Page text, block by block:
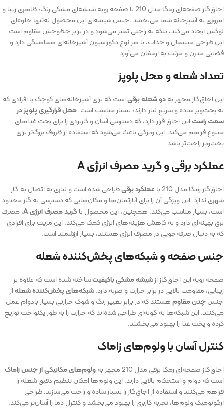
اجاق‌گاز صفحه‌ای رمگا مدل 210 با صفحه رویه شیشه‌ای مشکی رنگ، ظاهری زیبا و
امروزی به آشپزخانه شما می‌بخشد. جنس شیشه‌ای این محصول نه‌تنها جلوه‌ای
لوکس ایجاد می‌کند، بلکه به راحتی تمیز می‌شود و در برابر خط‌وخش مقاوم است.
این طراحی مینیمال و جذاب، با هر نوع دکوراسیون آشپزخانه‌ای هماهنگی دارد و
فضایی مدرن و مرتب به ارمغان می‌آورد.
تعداد شعله و محل پلوپز
این اجاق‌گاز مجهز بهدو شعله برقیاست که برای آشپزخانه‌های کوچک یا افرادی که
به پخت‌وپز ساده و سریع نیاز دارند، بسیار مناسب است.محل قرارگیری پلوپز در
سمت راستاین اجاق قرار دارد، که دسترسی آسان و کاربردی را برای پخت غذاهای
متنوع فراهم می‌کند. این ویژگی باعث می‌شود که استفاده از ظروف بزرگ‌تر برای
پخت‌وپز راحت‌تر باشد.
عملکرد برقی و گرید مصرف انرژی A
اجاق‌گاز رمگا مدل 210 با عملکرد برقیطراحی شده است و نیازی به اتصال به گاز
شهری ندارد. این ویژگی آن را برای آپارتمان‌ها و مکان‌هایی که دسترسی به گاز محدود
است، بسیار مناسب می‌کند. همچنین، این محصول باگرید مصرف انرژی A ، مصرف
برق بهینه‌ای دارد و به کاهش هزینه‌های انرژی کمک می‌کند. این مزیت برای افرادی
که به دنبال صرفه‌جویی در مصرف انرژی هستند، بسیار ارزشمند است.
جنس صفحه و شبکه‌های پخش‌کننده شعله
صفحه رویه این اجاق‌گاز از شیشه مشکی باکیفیتساخته شده است که علاوه بر
زیبایی، مقاومت بالایی در برابر حرارت و ضربه دارد.شبکه‌های پخش‌کننده شعلهاز
جنسچدن مقاومهستند که در برابر تغییر رنگ و شوک حرارتی بسیار بادوام عمل
می‌کنند. این شبکه‌ها به گونه‌ای طراحی شده‌اند که حرارت را به طور یکنواخت توزیع
کرده و پخت غذا را بهبود می‌بخشند.
کنترل آسان با ولوم‌های زاماک
اجاق‌گاز صفحه‌ای رمگا برقی مدل 210 مجهز به
ولوم‌های مکانیکی از جنس زاماک
است که دوام و استحکام بالایی دارند. این ولوم‌ها امکان تنظیم دقیق شعله را
فراهم می‌کنند و استفاده از اجاق‌گاز را بسیار ساده و راحت می‌سازند. طراحی
ارگونومیک ولوم‌ها، تجربه کاربری را بهبود می‌بخشد و کنترل دما را آسان‌تر می‌کند.